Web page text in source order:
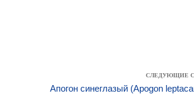
СЛЕДУЮЩИЕ
Апогон синеглазый (Apogon